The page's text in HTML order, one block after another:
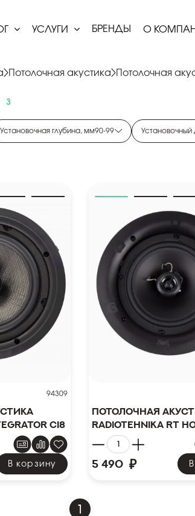
УСЛУГИ БРЕНДЫ О
Потолочная акустика Потолочная
Установочная глубина, мм90-99
94309
Ci8
В корзину
Потолочная
Radiotehnika RT
5 490 ₽
1